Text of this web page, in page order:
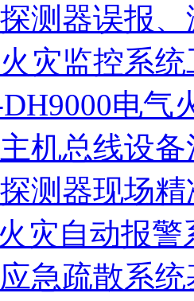
测器误报
灾监控系统
电气
机总线设备
测器现场
灾自动报警
急疏散系统